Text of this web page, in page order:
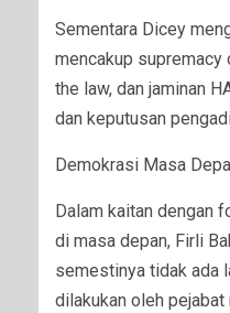
Sementara Dicey
mencakup
the law, dan jaminan
dan keputusan
Demokrasi Masa
Dalam kaitan dengan
di masa depan, Firli
semestinya tidak ada
dilakukan oleh